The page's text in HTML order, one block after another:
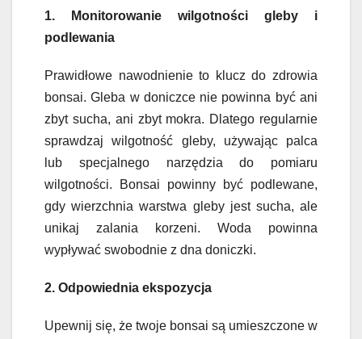
1. Monitorowanie wilgotności gleby i
podlewania
Prawidłowe nawodnienie to klucz do zdrowia
bonsai. Gleba w doniczce nie powinna być ani
zbyt sucha, ani zbyt mokra. Dlatego regularnie
sprawdzaj wilgotność gleby, używając palca
lub specjalnego narzędzia do pomiaru
wilgotności. Bonsai powinny być podlewane,
gdy wierzchnia warstwa gleby jest sucha, ale
unikaj zalania korzeni. Woda powinna
wypływać swobodnie z dna doniczki.
2. Odpowiednia ekspozycja
Upewnij się, że twoje bonsai są umieszczone w